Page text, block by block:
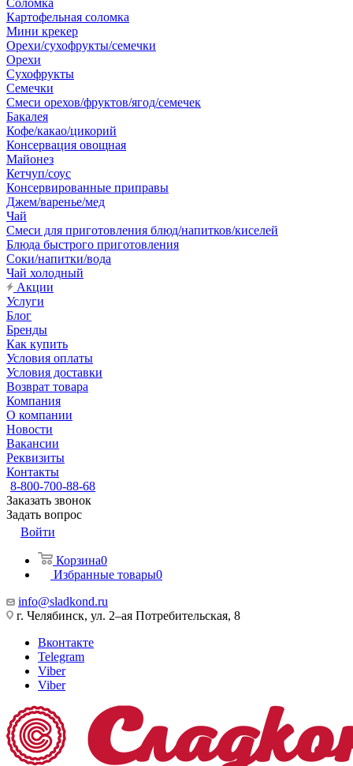
Соломка
Картофельная соломка
Мини крекер
Орехи/сухофрукты/семечки
Орехи
Сухофрукты
Семечки
Смеси орехов/фруктов/ягод/семечек
Бакалея
Кофе/какао/цикорий
Консервация овощная
Майонез
Кетчуп/соус
Консервированные приправы
Джем/варенье/мед
Чай
Смеси для приготовления блюд/напитков/киселей
Блюда быстрого приготовления
Соки/напитки/вода
Чай холодный
Акции
Услуги
Блог
Бренды
Как купить
Условия оплаты
Условия доставки
Возврат товара
Компания
О компании
Новости
Вакансии
Реквизиты
Контакты
8-800-700-88-68
Заказать звонок
Задать вопрос
Войти
Корзина0
Избранные товары0
info@sladkond.ru
г. Челябинск, ул. 2–ая Потребительская, 8
Вконтакте
Telegram
Viber
Viber